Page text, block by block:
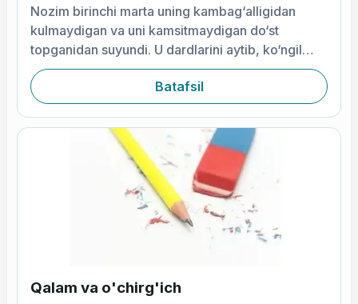
Nozim birinchi marta uning kambag‘alligidan
kulmaydigan va uni kamsitmaydigan do‘st
topganidan suyundi. U dardlarini aytib, ko‘ngil
chigilini yozdi.
Batafsil
Qalam va o'chirg'ich